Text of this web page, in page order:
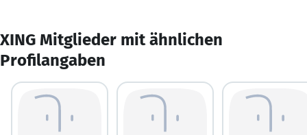
XING Mitglieder mit ähnlichen
Profilangaben